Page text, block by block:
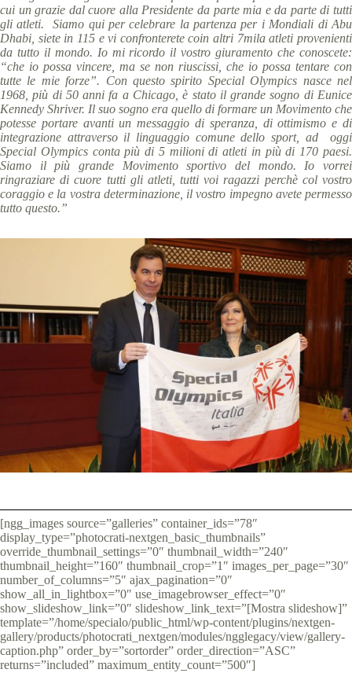
cui un grazie dal cuore alla Presidente da parte mia e da parte di tutti
gli atleti. Siamo qui per celebrare la partenza per i Mondiali di Abu
Dhabi, siete in 115 e vi confronterete coin altri 7mila atleti provenienti
da tutto il mondo. Io mi ricordo il vostro giuramento che conoscete:
“che io possa vincere, ma se non riuscissi, che io possa tentare con
tutte le mie forze”. Con questo spirito Special Olympics nasce nel
1968, più di 50 anni fa a Chicago, è stato il grande sogno di Eunice
Kennedy Shriver. Il suo sogno era quello di formare un Movimento che
potesse portare avanti un messaggio di speranza, di ottimismo e di
integrazione attraverso il linguaggio comune dello sport, ad oggi
Special Olympics conta più di 5 milioni di atleti in più di 170 paesi.
Siamo il più grande Movimento sportivo del mondo. Io vorrei
ringraziare di cuore tutti gli atleti, tutti voi ragazzi perchè col vostro
coraggio e la vostra determinazione, il vostro impegno avete permesso
tutto questo.”
[ngg_images source=”galleries” container_ids=”78″
display_type=”photocrati-nextgen_basic_thumbnails”
override_thumbnail_settings=”0″ thumbnail_width=”240″
thumbnail_height=”160″ thumbnail_crop=”1″ images_per_page=”30″
number_of_columns=”5″ ajax_pagination=”0″
show_all_in_lightbox=”0″ use_imagebrowser_effect=”0″
show_slideshow_link=”0″ slideshow_link_text=”[Mostra slideshow]”
template=”/home/specialo/public_html/wp-content/plugins/nextgen-
gallery/products/photocrati_nextgen/modules/ngglegacy/view/gallery-
caption.php” order_by=”sortorder” order_direction=”ASC”
returns=”included” maximum_entity_count=”500″]